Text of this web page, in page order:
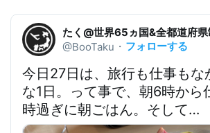
たく@世界65ヵ国&全都道府
@BooTaku ・ フォローする
今日27日は、旅行も仕事もな
な1日。って事で、朝6時から
時過ぎに朝ごはん。そして…